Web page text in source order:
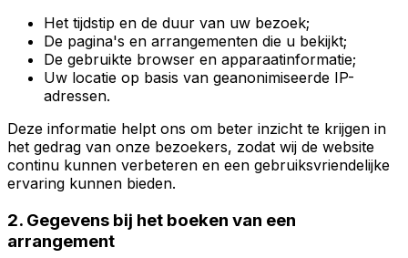
Het tijdstip en de duur van uw bezoek;
De pagina's en arrangementen die u bekijkt;
De gebruikte browser en apparaatinformatie;
Uw locatie op basis van geanonimiseerde IP-
adressen.
Deze informatie helpt ons om beter inzicht te krijgen in
het gedrag van onze bezoekers, zodat wij de website
continu kunnen verbeteren en een gebruiksvriendelijke
ervaring kunnen bieden.
2. Gegevens bij het boeken van een
arrangement